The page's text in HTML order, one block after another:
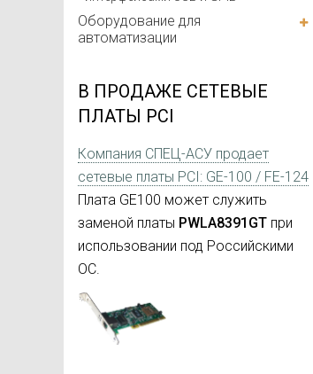
Оборудование для
автоматизации
В ПРОДАЖЕ СЕТЕВЫЕ
ПЛАТЫ PCI
Компания СПЕЦ-АСУ продает
сетевые платы PCI: GE-100 / FE-124
Плата GE100 может служить
заменой платы PWLA8391GT при
использовании под Российскими
ОС.